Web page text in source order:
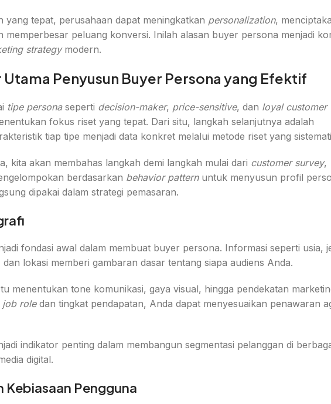
yang tepat, perusahaan dapat meningkatkan personalization,
memperbesar peluang konversi. Inilah alasan buyer persona menjadi
strategymodern.
Penyusun Buyer Persona yang Efektif
tipe personaseperti decision-maker, price-sensitive, dan loyal customer
fokus riset yang tepat. Dari situ, langkah selanjutnya adalah
tiap tipe menjadi data konkret melalui metode riset yang
kita akan membahas langkah demi langkah mulai dari customer survey,
berdasarkan behavior patternuntuk menyusun profil
dipakai dalam strategi pemasaran.
fondasi awal dalam membuat buyer persona. Informasi seperti usia,
lokasi memberi gambaran dasar tentang siapa audiens Anda.
menentukan tone komunikasi, gaya visual, hingga pendekatan
job roledan tingkat pendapatan, Anda dapat menyesuaikan penawaran
indikator penting dalam membangun segmentasi pelanggan di
digital.
Kebiasaan Pengguna